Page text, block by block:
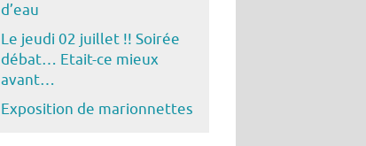
d’eau
Le jeudi 02 juillet !! Soirée
débat… Etait-ce mieux
avant…
Exposition de marionnettes